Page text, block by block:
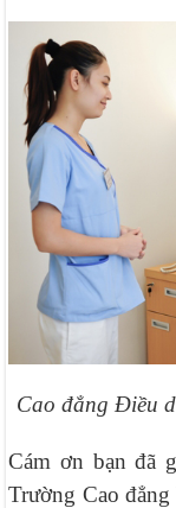
Cao đẳng Điều
Cám ơn bạn đã
Trường Cao